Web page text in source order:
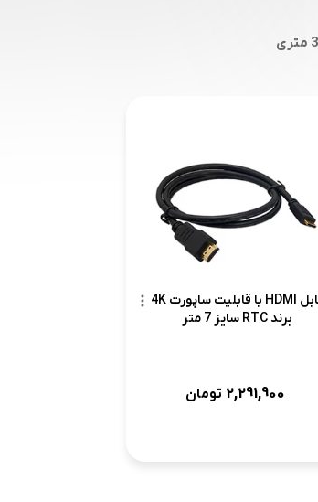
کابل HDMI با قابلیت ساپورت 4K
برند RTC سایز 7 متر
2,291,900 تومان